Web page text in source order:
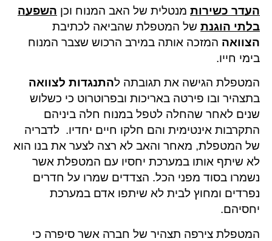
העדר כשירות מנטלית של האב המנוח וכן השפעה
בלתי הוגנת של המטפלת שהביאה לכתיבת
הצוואה המזכה אותה במירב הרכוש שצבר המנוח
בימי חייו.
המטפלת הגישה את תגובתה להתנגדות לצוואה
בתצהיר ובו פירטה באריכות ובפרוטרוט כי כשלוש
שנים לאחר שהחלה לטפל במנוח חלה ביניהם
התקרבות אינטימית והם חלקו חיים יחדיו. לדבריה
של המטפלת, מאחר והאב לא רצה לצער את בנו הוא
לא שיתף אותו במערכת יחסיו עם המטפלת אשר
נשמרו בסוד מפני הכל. הצדדים שמרו על חדרים
נפרדים ומחוץ לבית לא שיתפו אדם במערכת
יחסיהם.
המטפלת צירפה תצהיר של חברה אשר סיפרה כי